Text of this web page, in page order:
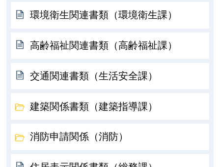
環境衛生関連書類（環境衛生課）
高齢福祉関連書類（高齢福祉課）
交通関連書類（生活安全課）
建築関係書類（建築指導課）
消防申請関係（消防）